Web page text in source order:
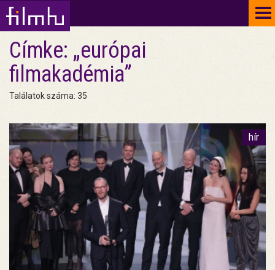
Címke: „európai
filmakadémia”
Találatok száma: 35
hír